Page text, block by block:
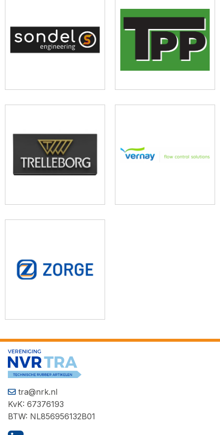
tra@nrk.nl
KvK: 67376193
BTW: NL856956132B01